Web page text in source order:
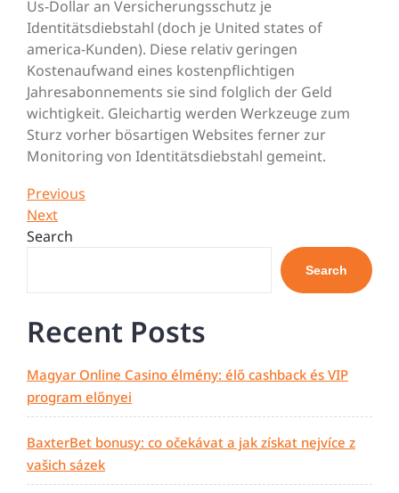
Us-Dollar an Versicherungsschutz je
Identitätsdiebstahl (doch je United states of
america-Kunden). Diese relativ geringen
Kostenaufwand eines kostenpflichtigen
Jahresabonnements sie sind folglich der Geld
wichtigkeit. Gleichartig werden Werkzeuge zum
Sturz vorher bösartigen Websites ferner zur
Monitoring von Identitätsdiebstahl gemeint.
Post
navigation
Previous
Post
Previous
Next
Post
Next
Search
Search
Recent Posts
Magyar Online Casino élmény: élő cashback és VIP
program előnyei
BaxterBet bonusy: co očekávat a jak získat nejvíce z
vašich sázek